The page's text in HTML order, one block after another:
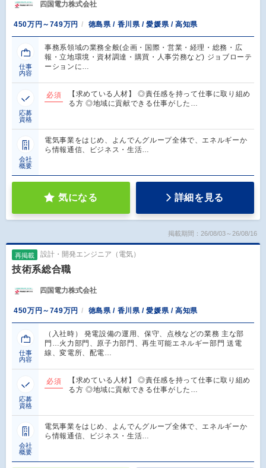
四国電力株式会社
450万円～749万円 徳島県 / 香川県 / 愛媛県 / 高知県
仕事
内容
事務系領域の業務全般(企画・国際・営業・経理・総務・広
報・立地環境・資材調達・購買・人事労務など) ジョブローテ
ーションに…
応募
資格
必須
【求めている人材】 ◎責任感を持って仕事に取り組め
る方 ◎地域に貢献できる仕事がした…
会社
概要
電気事業をはじめ、よんでんグループ全体で、エネルギーか
ら情報通信、ビジネス・生活…
気になる 詳細を見る
掲載期間：26/08/03～26/08/16
再掲載 設計・開発エンジニア（電気）
技術系総合職
四国電力株式会社
450万円～749万円 徳島県 / 香川県 / 愛媛県 / 高知県
仕事
内容
（入社時） 発電設備の運用、保守、点検などの業務 主な部
門…火力部門、原子力部門、再生可能エネルギー部門 送電
線、変電所、配電…
応募
資格
必須
【求めている人材】 ◎責任感を持って仕事に取り組め
る方 ◎地域に貢献できる仕事がした…
会社
概要
電気事業をはじめ、よんでんグループ全体で、エネルギーか
ら情報通信、ビジネス・生活…